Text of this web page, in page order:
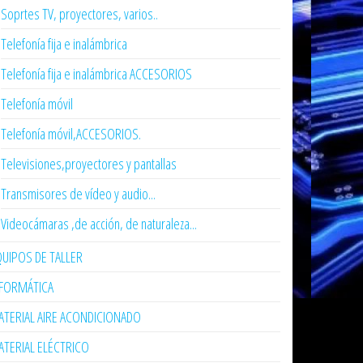
Soprtes TV, proyectores, varios..
Telefonía fija e inalámbrica
Telefonía fija e inalámbrica ACCESORIOS
Telefonía móvil
Telefonía móvil,ACCESORIOS.
Televisiones,proyectores y pantallas
Transmisores de vídeo y audio...
Videocámaras ,de acción, de naturaleza...
DE TALLER
AIRE ACONDICIONADO
ELÉCTRICO